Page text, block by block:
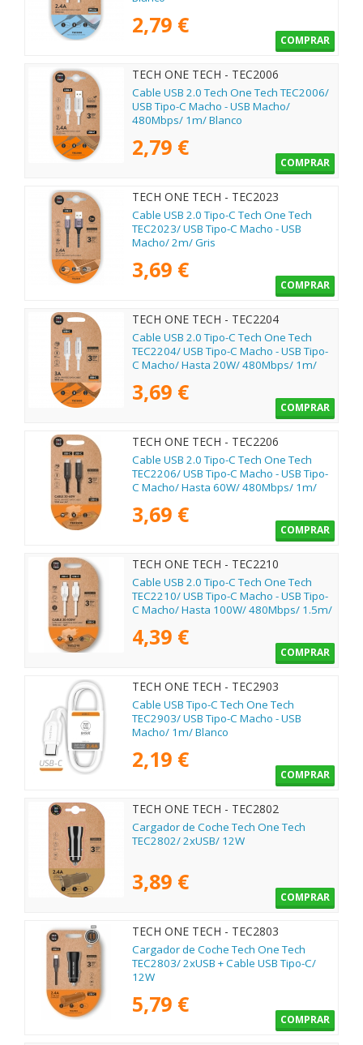
2,79 €
COMPRAR
TECH ONE TECH - TEC2006
Cable USB 2.0 Tech One Tech TEC2006/
USB Tipo-C Macho - USB Macho/
480Mbps/ 1m/ Blanco
2,79 €
COMPRAR
TECH ONE TECH - TEC2023
Cable USB 2.0 Tipo-C Tech One Tech
TEC2023/ USB Tipo-C Macho - USB
Macho/ 2m/ Gris
3,69 €
COMPRAR
TECH ONE TECH - TEC2204
Cable USB 2.0 Tipo-C Tech One Tech
TEC2204/ USB Tipo-C Macho - USB Tipo-
C Macho/ Hasta 20W/ 480Mbps/ 1m/
3,69 €
COMPRAR
TECH ONE TECH - TEC2206
Cable USB 2.0 Tipo-C Tech One Tech
TEC2206/ USB Tipo-C Macho - USB Tipo-
C Macho/ Hasta 60W/ 480Mbps/ 1m/
3,69 €
COMPRAR
TECH ONE TECH - TEC2210
Cable USB 2.0 Tipo-C Tech One Tech
TEC2210/ USB Tipo-C Macho - USB Tipo-
C Macho/ Hasta 100W/ 480Mbps/ 1.5m/
4,39 €
COMPRAR
TECH ONE TECH - TEC2903
Cable USB Tipo-C Tech One Tech
TEC2903/ USB Tipo-C Macho - USB
Macho/ 1m/ Blanco
2,19 €
COMPRAR
TECH ONE TECH - TEC2802
Cargador de Coche Tech One Tech
TEC2802/ 2xUSB/ 12W
3,89 €
COMPRAR
TECH ONE TECH - TEC2803
Cargador de Coche Tech One Tech
TEC2803/ 2xUSB + Cable USB Tipo-C/
12W
5,79 €
COMPRAR